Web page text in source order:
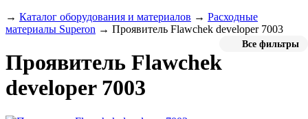
→ Каталог оборудования и материалов → Расходные
материалы Superon → Проявитель Flawchek developer 7003
Все фильтры
Проявитель Flawchek
developer 7003